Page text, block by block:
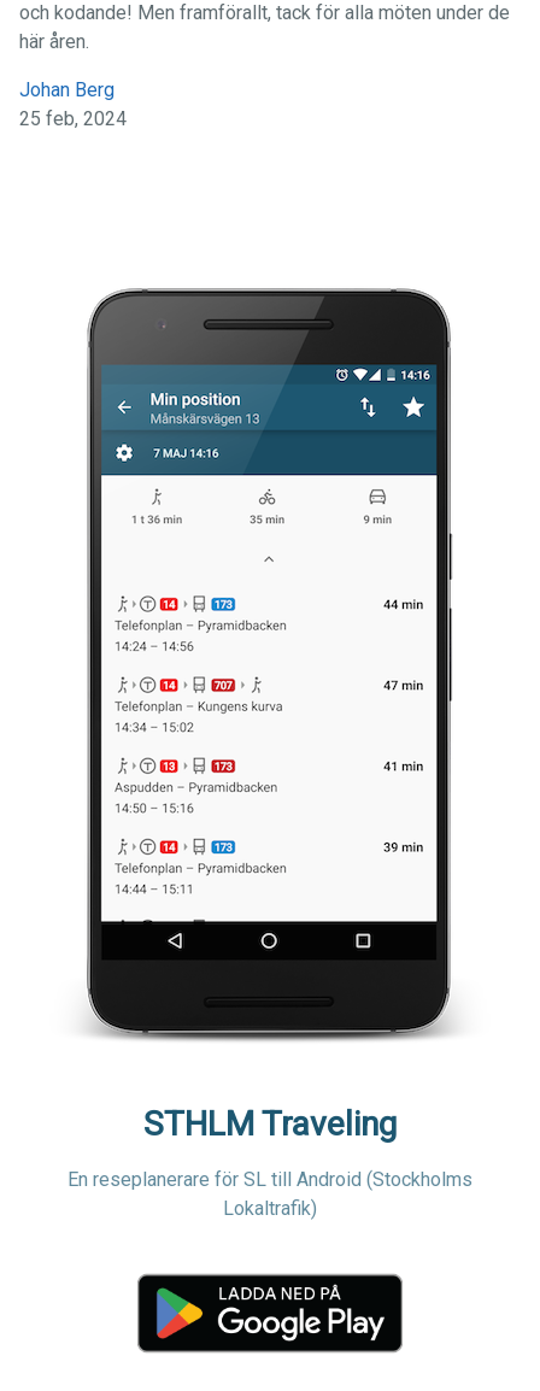
och kodande! Men framförallt, tack för alla möten under de
här åren.
Johan Berg
25 feb, 2024
STHLM Traveling
En reseplanerare för SL till Android (Stockholms
Lokaltrafik)